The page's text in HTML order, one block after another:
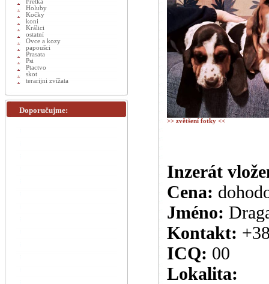
>> zvětšení fotky <<
Inzerát
Cena:
Jméno:
Kontakt:
ICQ: 00
Lokalita:
Fretka
Holuby
Kočky
koni
Králici
ostatní
Ovce a kozy
papoušci
Prasata
Psi
Ptactvo
skot
terarijni zvížata
Doporučujme: